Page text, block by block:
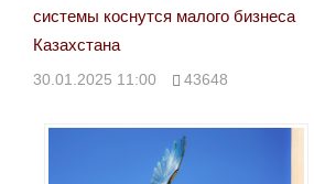
системы коснутся малого бизнеса
Казахстана
30.01.2025 11:00 43648